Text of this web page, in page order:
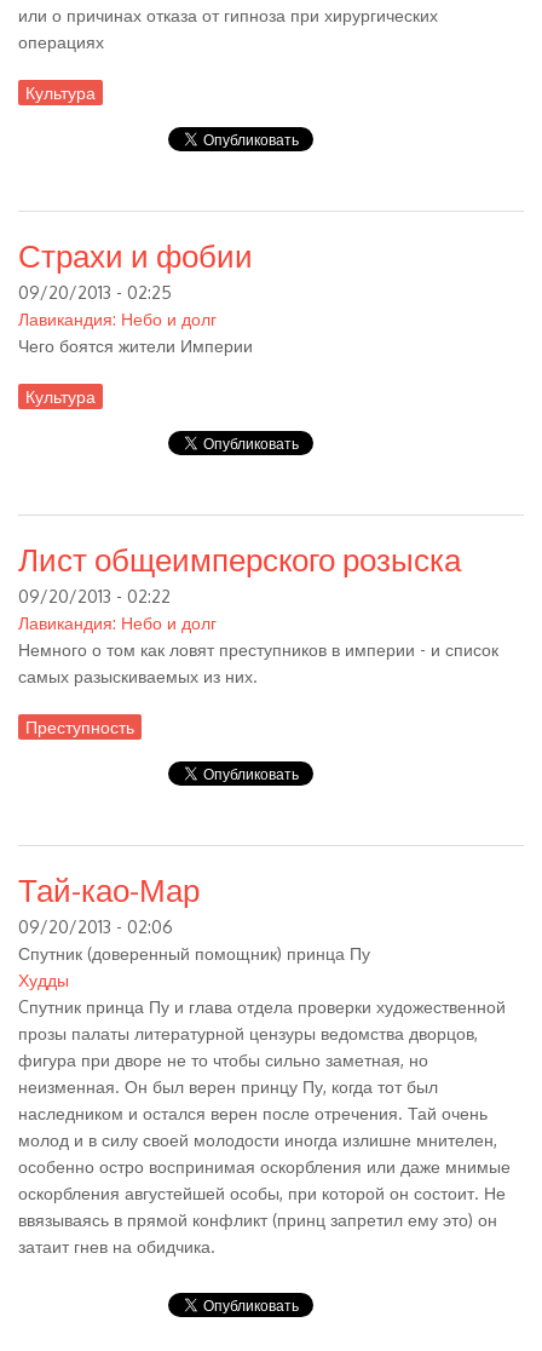
или о причинах отказа от гипноза при хирургических
операциях
Культура
Страхи и фобии
09/20/2013 - 02:25
Лавикандия: Небо и долг
Чего боятся жители Империи
Культура
Лист общеимперского розыска
09/20/2013 - 02:22
Лавикандия: Небо и долг
Немного о том как ловят преступников в империи - и список
самых разыскиваемых из них.
Преступность
Тай-као-Мар
09/20/2013 - 02:06
Спутник (доверенный помощник) принца Пу
Худды
Cпутник принца Пу и глава отдела проверки художественной
прозы палаты литературной цензуры ведомства дворцов,
фигура при дворе не то чтобы сильно заметная, но
неизменная. Он был верен принцу Пу, когда тот был
наследником и остался верен после отречения. Тай очень
молод и в силу своей молодости иногда излишне мнителен,
особенно остро воспринимая оскорбления или даже мнимые
оскорбления августейшей особы, при которой он состоит. Не
ввязываясь в прямой конфликт (принц запретил ему это) он
затаит гнев на обидчика.